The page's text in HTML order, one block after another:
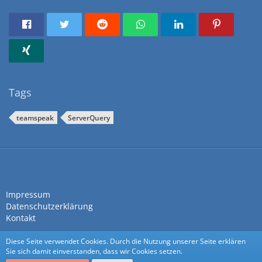
Tags
teamspeak ServerQuery
Impressum
Datenschutzerklärung
Kontakt
Diese Seite verwendet Cookies. Durch die Nutzung unserer Seite erklären
Sie sich damit einverstanden, dass wir Cookies setzen.